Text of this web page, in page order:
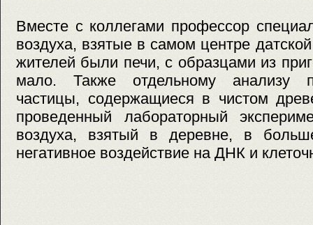
Вместе с коллегами профессор
воздуха, взятые в самом центре
жителей были печи, с образцами из
мало. Также отдельному анализу
частицы, содержащиеся в чистом
проведенный лабораторный
воздуха, взятый в деревне, в
негативное воздействие на ДНК и